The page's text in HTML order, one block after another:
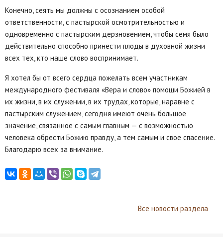
Конечно, сеять мы должны с осознанием особой
ответственности, с пастырской осмотрительностью и
одновременно с пастырским дерзновением, чтобы семя было
действительно способно принести плоды в духовной жизни
всех тех, кто наше слово воспринимает.
Я хотел бы от всего сердца пожелать всем участникам
международного фестиваля «Вера и слово» помощи Божией в
их жизни, в их служении, в их трудах, которые, наравне с
пастырским служением, сегодня имеют очень большое
значение, связанное с самым главным — с возможностью
человека обрести Божию правду, а тем самым и свое спасение.
Благодарю всех за внимание.
Все новости раздела